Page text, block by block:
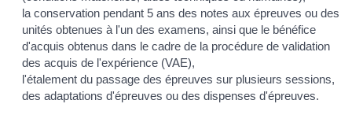
la conservation pendant 5 ans des notes aux épreuves ou des
unités obtenues à l'un des examens, ainsi que le bénéfice
d'acquis obtenus dans le cadre de la procédure de validation
des acquis de l'expérience (VAE),
l'étalement du passage des épreuves sur plusieurs sessions,
des adaptations d'épreuves ou des dispenses d'épreuves.